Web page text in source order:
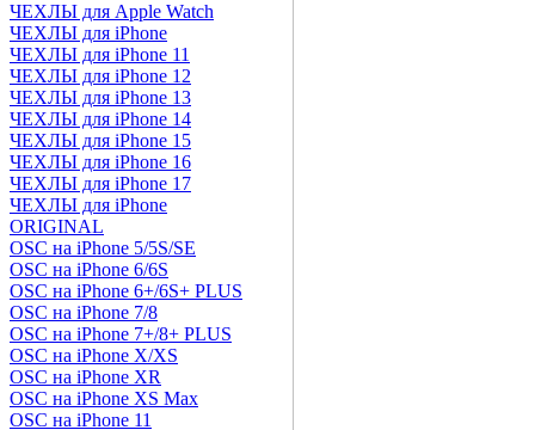
ЧЕХЛЫ для Apple Watch
ЧЕХЛЫ для iPhone
ЧЕХЛЫ для iPhone 11
ЧЕХЛЫ для iPhone 12
ЧЕХЛЫ для iPhone 13
ЧЕХЛЫ для iPhone 14
ЧЕХЛЫ для iPhone 15
ЧЕХЛЫ для iPhone 16
ЧЕХЛЫ для iPhone 17
ЧЕХЛЫ для iPhone
ORIGINAL
OSC на iPhone 5/5S/SE
OSC на iPhone 6/6S
OSC на iPhone 6+/6S+ PLUS
OSC на iPhone 7/8
OSC на iPhone 7+/8+ PLUS
OSC на iPhone X/XS
OSC на iPhone XR
OSC на iPhone XS Max
OSC на iPhone 11